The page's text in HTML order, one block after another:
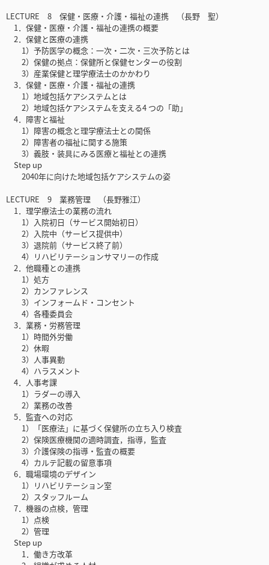
LECTURE 8 保健・医療・介護・福祉の連携 （長野 聖）
1．保健・医療・介護・福祉の連携の概要
2．保健と医療の連携
1）予防医学の概念：一次・二次・三次予防とは
2）保健の拠点：保健所と保健センターの役割
3）産業保健と理学療法士のかかわり
3．保健・医療・介護・福祉の連携
1）地域包括ケアシステムとは
2）地域包括ケアシステムを支える4 つの「助」
4．障害と福祉
1）障害の概念と理学療法士との関係
2）障害者の福祉に関する施策
3）義肢・装具にみる医療と福祉との連携
Step up
2040年に向けた地域包括ケアシステムの姿
LECTURE 9 業務管理 （長野雅江）
1．理学療法士の業務の流れ
1）入院初日（サービス開始初日）
2）入院中（サービス提供中）
3）退院前（サービス終了前）
4）リハビリテーションサマリーの作成
2．他職種との連携
1）処方
2）カンファレンス
3）インフォームド・コンセント
4）各種委員会
3．業務・労務管理
1）時間外労働
2）休暇
3）人事異動
4）ハラスメント
4．人事考課
1）ラダーの導入
2）業務の改善
5．監査への対応
1）「医療法」に基づく保健所の立ち入り検査
2）保険医療機関の適時調査，指導，監査
3）介護保険の指導・監査の概要
4）カルテ記載の留意事項
6．職場環境のデザイン
1）リハビリテーション室
2）スタッフルーム
7．機器の点検，管理
1）点検
2）管理
Step up
1．働き方改革